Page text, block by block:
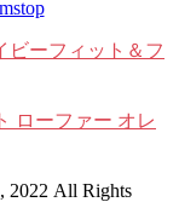
ーフィット＆フ
ローファー オレ
All Rights